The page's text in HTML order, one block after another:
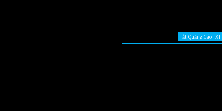
Tắt Quảng Cáo [X]